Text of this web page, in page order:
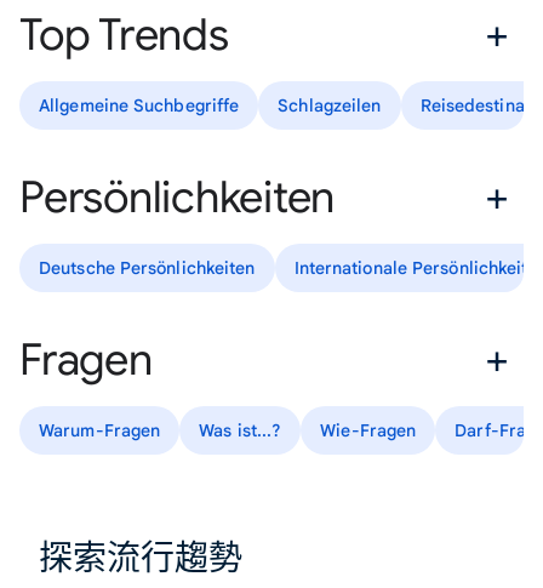
Top Trends
Allgemeine Suchbegriffe Schlagzeilen
Persönlichkeiten
Deutsche Persönlichkeiten Internationale
Fragen
Warum-Fragen Was ist...? Wie-Fragen Darf-
探索流行趨勢